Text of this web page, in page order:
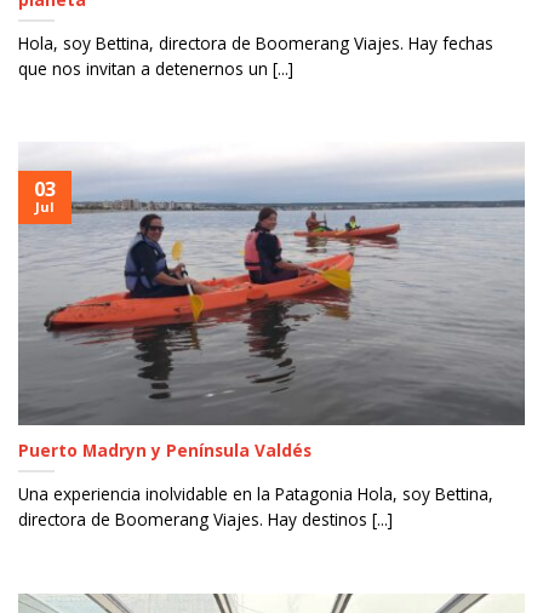
Hola, soy Bettina, directora de Boomerang Viajes. Hay fechas
que nos invitan a detenernos un [...]
Puerto Madryn y Península Valdés
Una experiencia inolvidable en la Patagonia Hola, soy Bettina,
directora de Boomerang Viajes. Hay destinos [...]
03
Jul